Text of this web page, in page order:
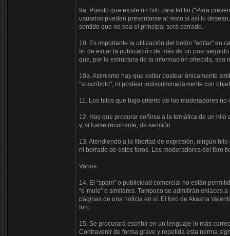
9a. Puesto que existe un hilo para tal fin ("Para
usuarios pueden presentarse al resto si así lo
sentido que no sea el principal será cerrado.
10. Es importante la utilización del botón "editar" en
fin de evitar la publicación de más de un post
que, por la estructura de la información ofrecida,
10a. Asimismo hay que evitar postear únicamente
"suscríbolo", ni postear indiscriminadamente con
11. Los hilos que bajo criterio de los moderadores
12. Hay que procurar ceñirse a la temática de un
y, si fuese recurrente, de sanción.
13. Atendiendo a la libertad de expresión, ningún
ni borrado de estos foros. Los moderadores del foro
Varios
14. El “spam” o publicidad comercial no están
“e-mule” o similares. Tampoco se admitirán enlaces
páginas de una noticia en sí. El foro de Akasha
foro.
15. Se procurará escribir en un lenguaje lo más
Contravenir de forma grave y repetida esta norma